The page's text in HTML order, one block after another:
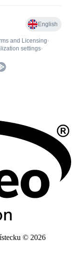
© 2026